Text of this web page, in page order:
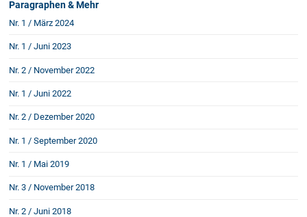
Kontakt
Paragraphen & Mehr
Nr. 1 / März 2024
Nr. 1 / Juni 2023
Nr. 2 / November 2022
Nr. 1 / Juni 2022
Nr. 2 / Dezember 2020
Nr. 1 / September 2020
Nr. 1 / Mai 2019
Nr. 3 / November 2018
Nr. 2 / Juni 2018